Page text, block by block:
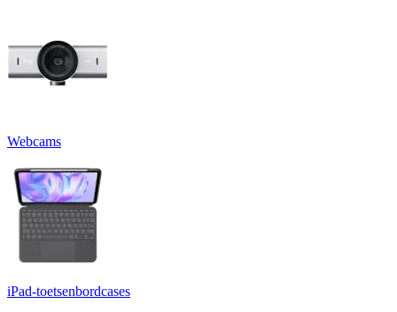
Webcams
iPad-toetsenbordcases